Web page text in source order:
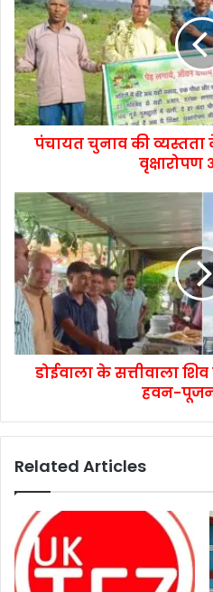
पंचायत चुनाव की व्यस्तता
डोईवाला के सत्तीवाला
हवन-
Related Articles